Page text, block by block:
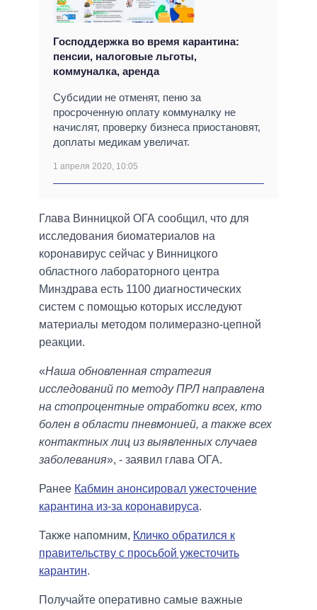
Господдержка во время карантина:
пенсии, налоговые льготы,
коммуналка, аренда
Субсидии не отменят, пеню за
просроченную оплату коммуналку не
начислят, проверку бизнеса приостановят,
доплаты медикам увеличат.
1 апреля 2020, 10:05
Глава Винницкой ОГА сообщил, что для
исследования биоматериалов на
коронавирус сейчас у Винницкого
областного лабораторного центра
Минздрава есть 1100 диагностических
систем с помощью которых исследуют
материалы методом полимеразно-цепной
реакции.
«Наша обновленная стратегия
исследований по методу ПРЛ направлена
на стопроцентные отработки всех, кто
болен в области пневмонией, а также всех
контактных лиц из выявленных случаев
заболевания», - заявил глава ОГА.
Ранее Кабмин анонсировал ужесточение
карантина из-за коронавируса.
Также напомним, Кличко обратился к
правительству с просьбой ужесточить
карантин.
Получайте оперативно самые важные